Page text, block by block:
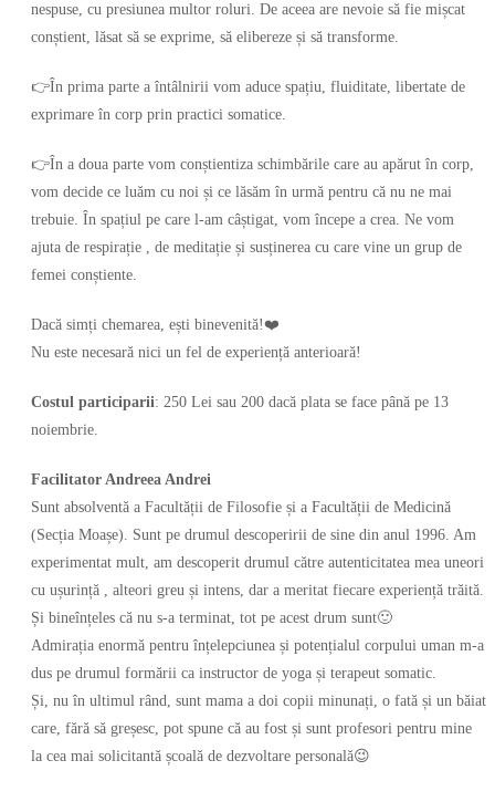
nespuse, cu presiunea multor roluri. De aceea are nevoie să fie mișcat
conștient, lăsat să se exprime, să elibereze și să transforme.
👉În prima parte a întâlnirii vom aduce spațiu, fluiditate, libertate de
exprimare în corp prin practici somatice.
👉În a doua parte vom conștientiza schimbările care au apărut în corp,
vom decide ce luăm cu noi și ce lăsăm în urmă pentru că nu ne mai
trebuie. În spațiul pe care l-am câștigat, vom începe a crea. Ne vom
ajuta de respirație , de meditație și susținerea cu care vine un grup de
femei conștiente.
Dacă simți chemarea, ești binevenită!❤️
Nu este necesară nici un fel de experiență anterioară!
Costul participarii: 250 Lei sau 200 dacă plata se face până pe 13
noiembrie.
Facilitator Andreea Andrei
Sunt absolventă a Facultății de Filosofie și a Facultății de Medicină
(Secția Moașe). Sunt pe drumul descoperirii de sine din anul 1996. Am
experimentat mult, am descoperit drumul către autenticitatea mea uneori
cu ușurință , alteori greu și intens, dar a meritat fiecare experiență trăită.
Și bineînțeles că nu s-a terminat, tot pe acest drum sunt🙂
Admirația enormă pentru înțelepciunea și potențialul corpului uman m-a
dus pe drumul formării ca instructor de yoga și terapeut somatic.
Și, nu în ultimul rând, sunt mama a doi copii minunați, o fată și un băiat
care, fără să greșesc, pot spune că au fost și sunt profesori pentru mine
la cea mai solicitantă școală de dezvoltare personală😉